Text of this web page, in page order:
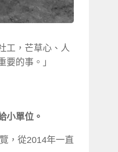
工，芒草心、人
的事。」
小單位。
，從2014年一直